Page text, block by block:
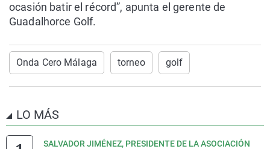
ocasión batir el récord”, apunta el gerente de
Guadalhorce Golf.
Onda Cero Málaga torneo golf
LO MÁS
SALVADOR JIMÉNEZ, PRESIDENTE DE LA ASOCIACIÓN